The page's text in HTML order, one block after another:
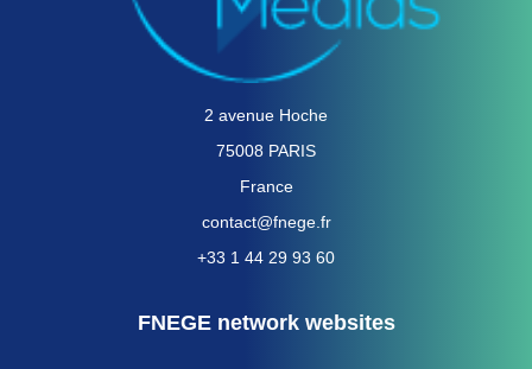
2 avenue Hoche
75008 PARIS
France
contact@fnege.fr
+33 1 44 29 93 60
FNEGE network websites